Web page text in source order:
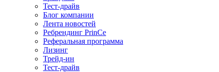
Тест-драйв
Блог компании
Лента новостей
Ребрендинг PrinCe
Реферальная программа
Лизинг
Трейд-ин
Тест-драйв